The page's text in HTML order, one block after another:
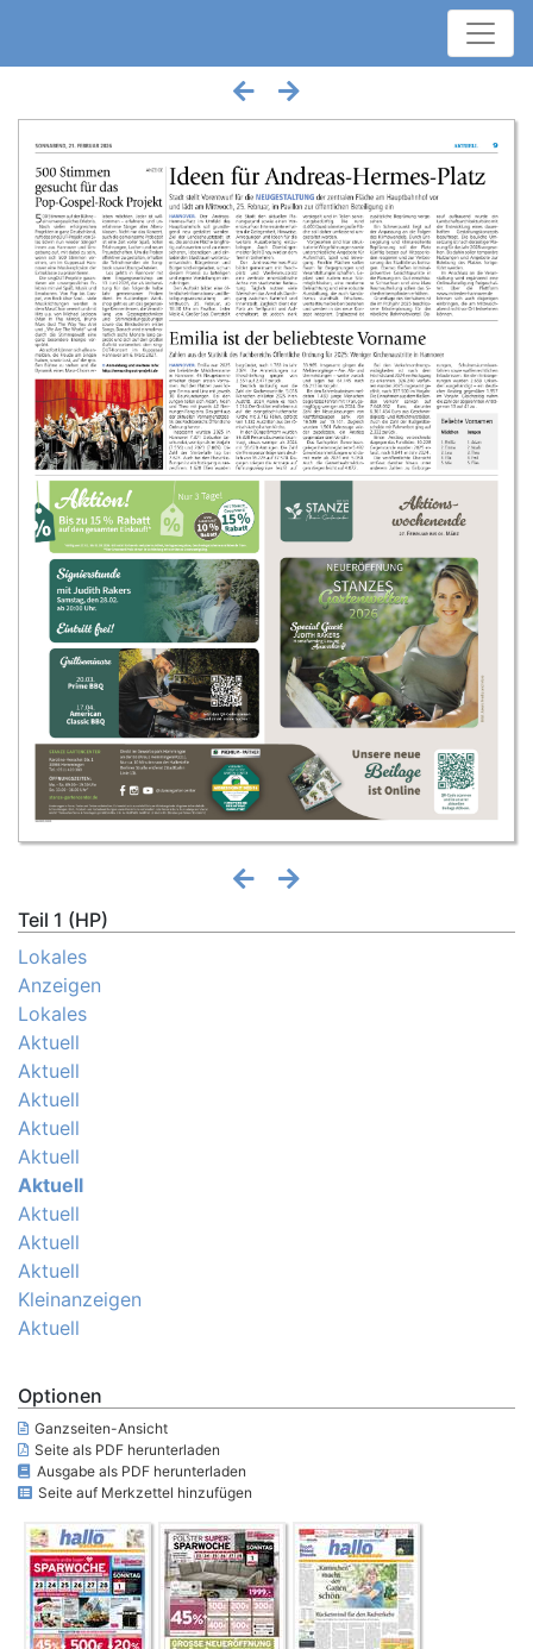
Teil 1 (HP)
Lokales
Anzeigen
Lokales
Aktuell
Aktuell
Aktuell
Aktuell
Aktuell
Aktuell
Aktuell
Aktuell
Aktuell
Kleinanzeigen
Aktuell
Optionen
Ganzseiten-Ansicht
Seite als PDF herunterladen
Ausgabe als PDF herunterladen
Seite auf Merkzettel hinzufügen